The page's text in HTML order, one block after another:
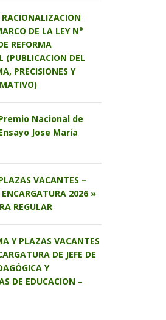
RACIONALIZACION
DE LA LEY N°
REFORMA
(PUBLICACION DEL
PRECISIONES Y
Nacional de
Jose Maria
VACANTES –
ENCARGATURA 2026 »
REGULAR
Y PLAZAS VACANTES
DE JEFE DE
Y
DE EDUCACION –